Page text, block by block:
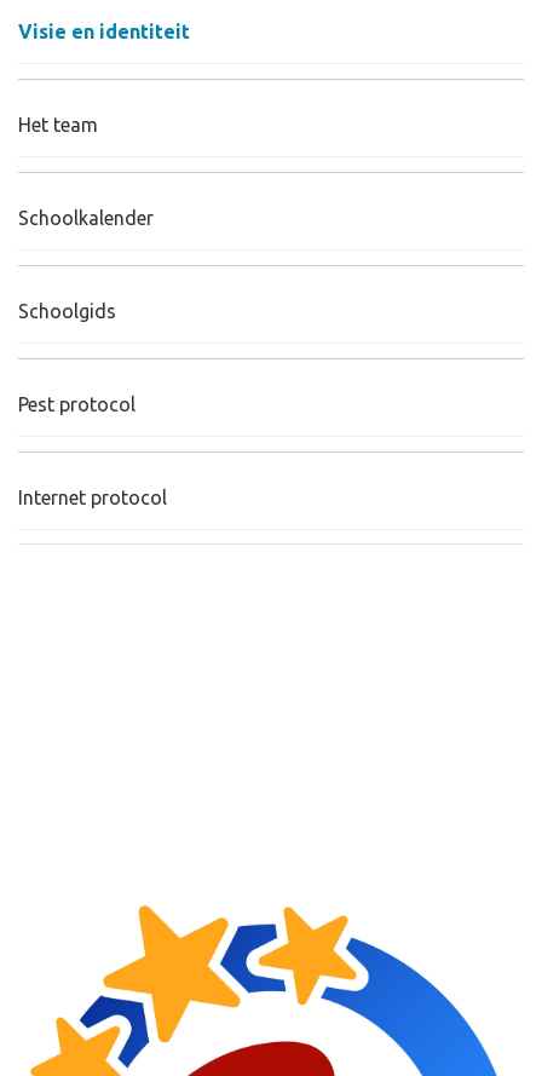
Visie en identiteit
Het team
Schoolkalender
Schoolgids
Pest protocol
Internet protocol